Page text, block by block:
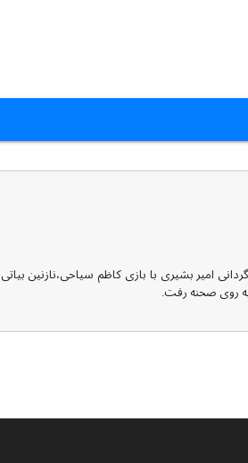
امیر ‌بشیری با بازی کاظم سیاحی،نازنین
به روی صحنه رفت.